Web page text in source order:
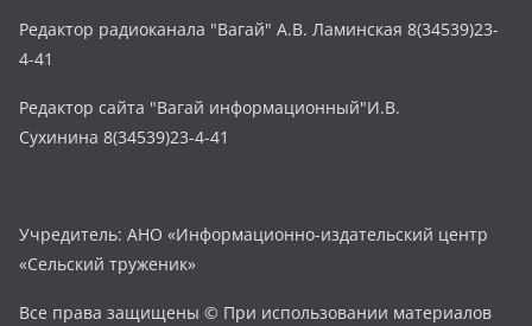
Редактор радиоканала "Вагай" А.В. Ламинская 8(34539)23-
4-41
Редактор сайта "Вагай информационный"И.В.
Сухинина 8(34539)23-4-41
Учредитель: АНО «Информационно-издательский центр
«Сельский труженик»
Все права защищены © При использовании материалов